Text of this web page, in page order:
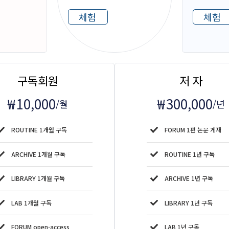
체험 체험
구독회원
₩10,000/월
ROUTINE 1개월 구독
ARCHIVE 1개월 구독
LIBRARY 1개월 구독
LAB 1개월 구독
FORUM open-access
저 자
₩300,000/년
FORUM 1편 논문 게재
ROUTINE 1년 구독
ARCHIVE 1년 구독
LIBRARY 1년 구독
LAB 1년 구독